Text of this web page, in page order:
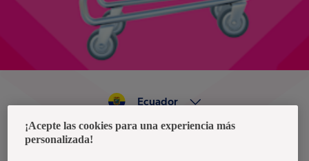
Política de privacidad de datos
Ecuador
¡Acepte las cookies para una experiencia más
personalizada!